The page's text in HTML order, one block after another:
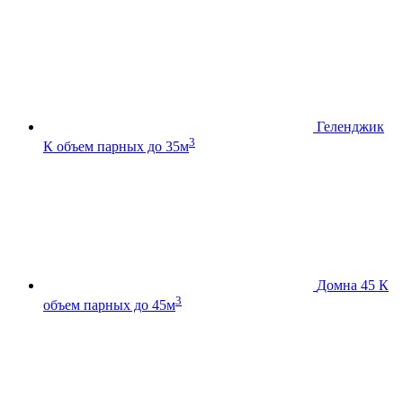
Геленджик
К объем парных до 35м3
Домна 45 К
объем парных до 45м3